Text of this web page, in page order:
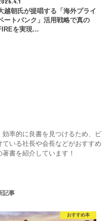
越朝氏が提唱する「海外プライ
ートバンク」活用戦略で真の
を実現…
効率的に良書を見つけるため、ビ
いる社長や会長などがおすすめ
書を紹介しています！
記事
おすすめ本